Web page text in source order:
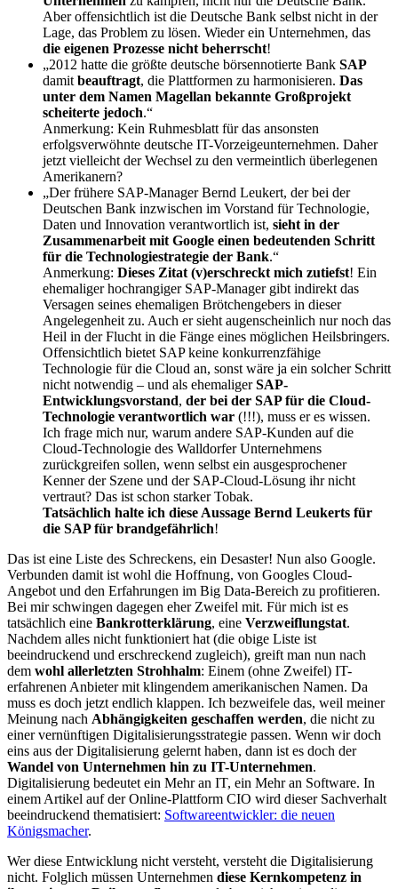
Aber offensichtlich ist die Deutsche Bank selbst nicht in der
Lage, das Problem zu lösen. Wieder ein Unternehmen, das
die eigenen Prozesse nicht beherrscht!
„2012 hatte die größte deutsche börsennotierte Bank SAP
damit beauftragt, die Plattformen zu harmonisieren. Das
unter dem Namen Magellan bekannte Großprojekt
scheiterte jedoch.“
Anmerkung: Kein Ruhmesblatt für das ansonsten
erfolgsverwöhnte deutsche IT-Vorzeigeunternehmen. Daher
jetzt vielleicht der Wechsel zu den vermeintlich überlegenen
Amerikanern?
„Der frühere SAP-Manager Bernd Leukert, der bei der
Deutschen Bank inzwischen im Vorstand für Technologie,
Daten und Innovation verantwortlich ist, sieht in der
Zusammenarbeit mit Google einen bedeutenden Schritt
für die Technologiestrategie der Bank.“
Anmerkung: Dieses Zitat (v)erschreckt mich zutiefst! Ein
ehemaliger hochrangiger SAP-Manager gibt indirekt das
Versagen seines ehemaligen Brötchengebers in dieser
Angelegenheit zu. Auch er sieht augenscheinlich nur noch das
Heil in der Flucht in die Fänge eines möglichen Heilsbringers.
Offensichtlich bietet SAP keine konkurrenzfähige
Technologie für die Cloud an, sonst wäre ja ein solcher Schritt
nicht notwendig – und als ehemaligerSAP-
Entwicklungsvorstand, der bei der SAP für die Cloud-
Technologie verantwortlich war (!!!), muss er es wissen.
Ich frage mich nur, warum andere SAP-Kunden auf die
Cloud-Technologie des Walldorfer Unternehmens
zurückgreifen sollen, wenn selbst ein ausgesprochener
Kenner der Szene und der SAP-Cloud-Lösung ihr nicht
vertraut? Das ist schon starker Tobak.
Tatsächlich halte ich diese Aussage Bernd Leukerts für
die SAP für brandgefährlich!
Das ist eine Liste des Schreckens, ein Desaster! Nun also Google.
Verbunden damit ist wohl die Hoffnung, von Googles Cloud-
Angebot und den Erfahrungen im Big Data-Bereich zu profitieren.
Bei mir schwingen dagegen eher Zweifel mit. Für mich ist es
tatsächlich eine Bankrotterklärung, eine Verzweiflungstat.
Nachdem alles nicht funktioniert hat (die obige Liste ist
beeindruckend und erschreckend zugleich), greift man nun nach
dem wohl allerletzten Strohhalm: Einem (ohne Zweifel) IT-
erfahrenen Anbieter mit klingendem amerikanischen Namen. Da
muss es doch jetzt endlich klappen. Ich bezweifele das, weil meiner
Meinung nach Abhängigkeiten geschaffen werden, die nicht zu
einer vernünftigen Digitalisierungsstrategie passen. Wenn wir doch
eins aus der Digitalisierung gelernt haben, dann ist es doch der
Wandel von Unternehmen hin zu IT-Unternehmen.
Digitalisierung bedeutet ein Mehr an IT, ein Mehr an Software. In
einem Artikel auf der Online-Plattform CIO wird dieser Sachverhalt
beeindruckend thematisiert: Softwareentwickler: die neuen
Königsmacher.
Wer diese Entwicklung nicht versteht, versteht die Digitalisierung
nicht. Folglich müssen Unternehmen diese Kernkompetenz in